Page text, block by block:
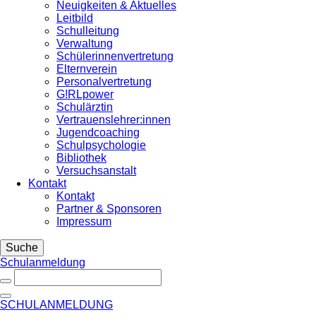
Neuigkeiten & Aktuelles
Leitbild
Schulleitung
Verwaltung
Schülerinnenvertretung
Elternverein
Personalvertretung
G!RLpower
Schulärztin
Vertrauenslehrer:innen
Jugendcoaching
Schulpsychologie
Bibliothek
Versuchsanstalt
Kontakt
Kontakt
Partner & Sponsoren
Impressum
Suche
Schulanmeldung
SCHULANMELDUNG